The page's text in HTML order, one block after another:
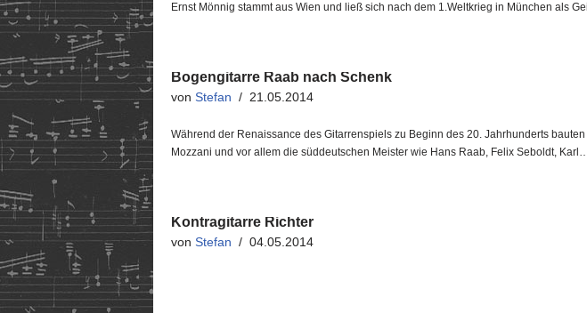
Ernst Mönnig stammt aus Wien und ließ sich nach dem 1.Weltkrieg in München als
Bogengitarre Raab nach Schenk
von Stefan 21.05.2014
Während der Renaissance des Gitarrenspiels zu Beginn des 20. Jahrhunderts
Mozzani und vor allem die süddeutschen Meister wie Hans Raab, Felix Seboldt,
Kontragitarre Richter
von Stefan 04.05.2014